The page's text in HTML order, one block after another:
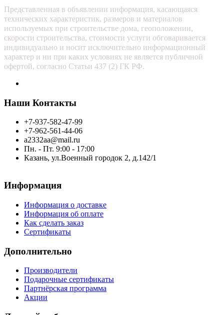
Представленная в объявлении информация, касающаяся
технических характеристик, размеров и материалов
используемых при строительстве дома, геоположении,
скорости строительства, стоимости услуги обговаривается
индивидуально и носит исключительно информационный
характер и ни при каких условиях не является публичной
офертой, согласно Статьи 437 (2) ГК РФ.
Наши Контакты
+7-937-582-47-99
+7-962-561-44-06
a2332aa@mail.ru
Пн. - Пт. 9:00 - 17:00
Казань, ул.Военный городок 2, д.142/1
Информация
Информация о доставке
Информация об оплате
Как сделать заказ
Сертификаты
Дополнительно
Производители
Подарочные сертификаты
Партнёрская программа
Акции